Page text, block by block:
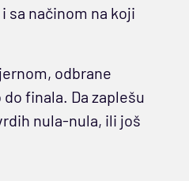
sa načinom na koji
odbrane
finala. Da zaplešu
nula-nula, ili još